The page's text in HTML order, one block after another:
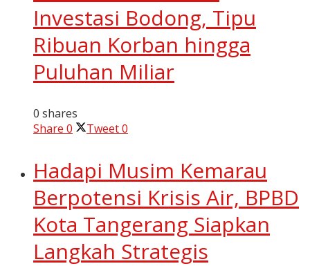
Investasi Bodong, Tipu
Ribuan Korban hingga
Puluhan Miliar
0 shares
Share 0 Tweet0
Hadapi Musim Kemarau
Berpotensi Krisis Air, BPBD
Kota Tangerang Siapkan
Langkah Strategis